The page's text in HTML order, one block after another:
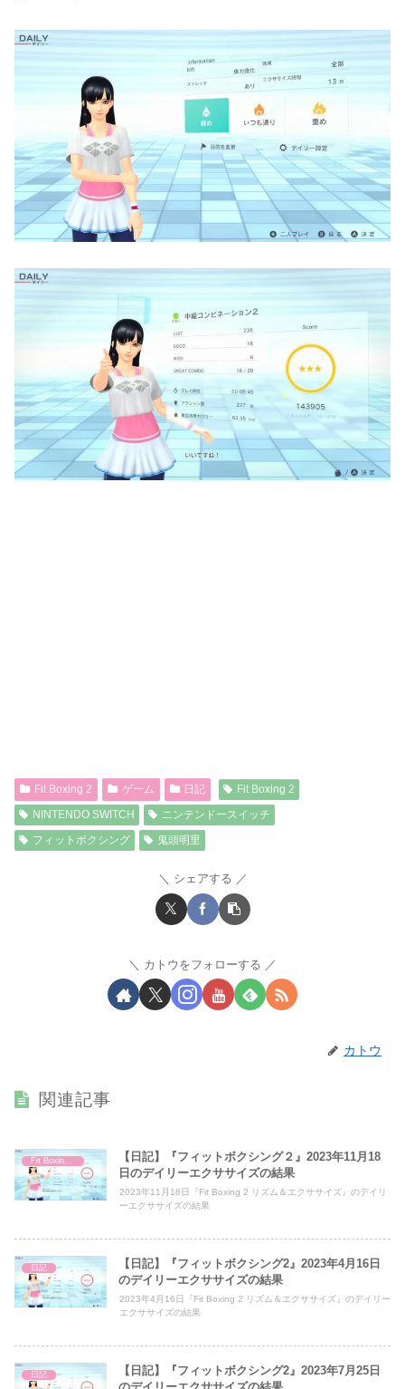
Fit Boxing 2 ゲーム 日記
Fit Boxing 2
NINTENDO SWITCH
ニンテンドースイッチ
フィットボクシング
鬼頭明里
シェアする
カトウをフォローする
カトウ
関連記事
Fit Boxing 2
【日記】『フィットボクシング２』2023年11月18
日のデイリーエクササイズの結果
2023年11月18日『Fit Boxing 2 リズム＆エクササイズ』のデイリ
ーエクササイズの結果
日記
【日記】『フィットボクシング2』2023年4月16日
のデイリーエクササイズの結果
2023年4月16日『Fit Boxing 2 リズム＆エクササイズ』のデイリー
エクササイズの結果
日記
【日記】『フィットボクシング2』2023年7月25日